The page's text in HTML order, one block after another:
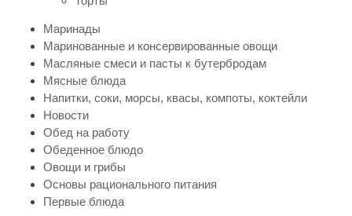
Маринады
Маринованные и консервированные овощи
Масляные смеси и пасты к бутербродам
Мясные блюда
Напитки, соки, морсы, квасы, компоты, коктейли
Новости
Обед на работу
Обеденное блюдо
Овощи и грибы
Основы рационального питания
Первые блюда